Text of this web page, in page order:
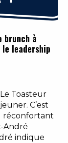
brunch à
leadership
Toasteur
C’est
réconfortant
André
indique